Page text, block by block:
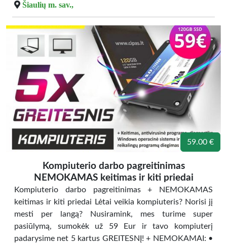
Šiaulių m. sav.,
59.00 €
Kompiuterio darbo pagreitinimas
NEMOKAMAS keitimas ir kiti priedai
Kompiuterio darbo pagreitinimas + NEMOKAMAS
keitimas ir kiti priedai Lėtai veikia kompiuteris? Norisi jį
mesti per langą? Nusiramink, mes turime super
pasiūlymą, sumokėk už 59 Eur ir tavo kompiuterį
padarysime net 5 kartus GREITESNĮ! + NEMOKAMAI: •